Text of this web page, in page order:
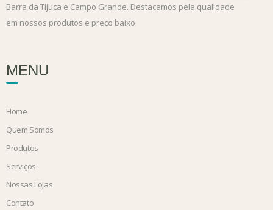
Barra da Tijuca e Campo Grande. Destacamos pela qualidade
em nossos produtos e preço baixo.
MENU
Home
Quem Somos
Produtos
Serviços
Nossas Lojas
Contato